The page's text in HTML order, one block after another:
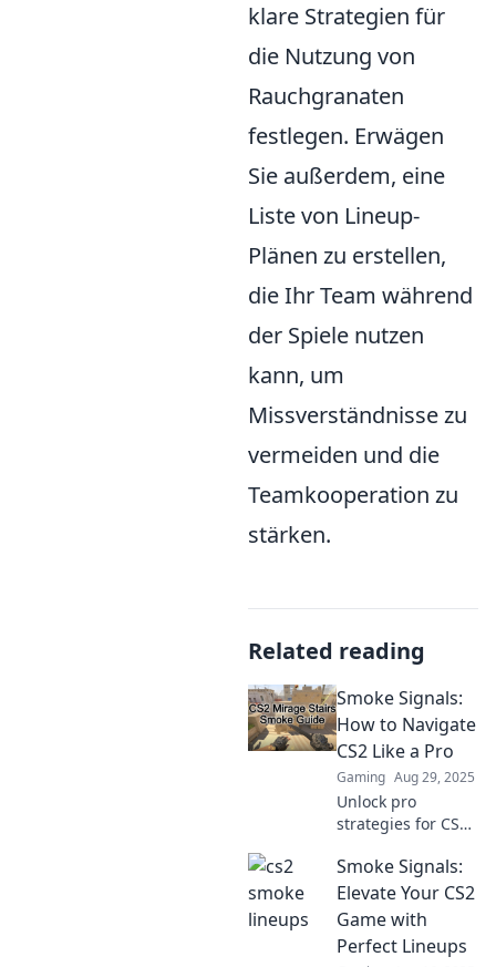
klare Strategien für
die Nutzung von
Rauchgranaten
festlegen. Erwägen
Sie außerdem, eine
Liste von Lineup-
Plänen zu erstellen,
die Ihr Team während
der Spiele nutzen
kann, um
Missverständnisse zu
vermeiden und die
Teamkooperation zu
stärken.
Related reading
Smoke Signals:
How to Navigate
CS2 Like a Pro
Gaming Aug 29, 2025
Unlock pro
strategies for CS2
tips and tricks!
Navigate the game
like a champ and
dominate every
match!
Smoke Signals:
Elevate Your CS2
Game with
Perfect Lineups